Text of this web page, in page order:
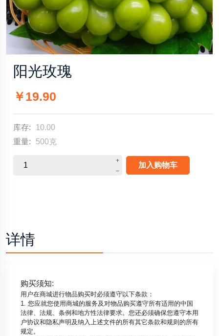
阳光玫瑰
￥19.90
库存:
10.00
重量:
500克
加入购物车
详情
购买须知:
用户在商城进行物品购买时必须遵守以下条款：
1. 您应就您使用商城的服务及对物品购买遵守所有适用的中国
法律、法规、条例和地方性法律要求。您还必须确保您遵守本用
户协议和隐私声明及纳入上述文件的所有其它条款和规则的所有
规定。